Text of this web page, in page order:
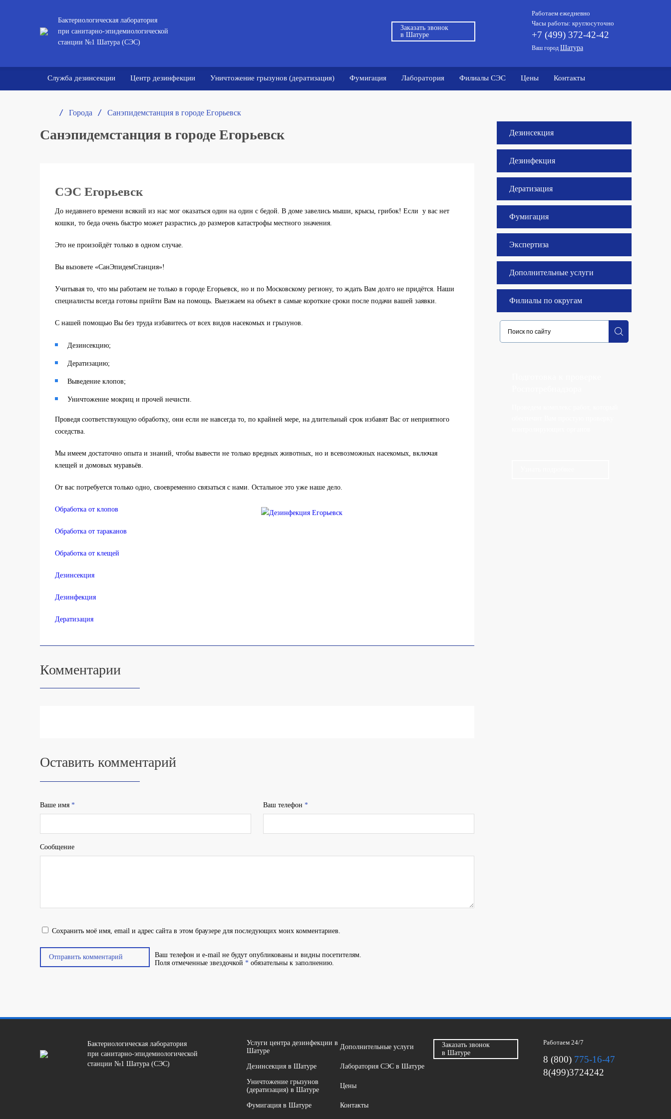
Бактериологическая лаборатория
при санитарно-эпидемиологической
станции №1 Шатура (СЭС)
Заказать звонок
в Шатуре
Работаем ежедневно
Часы работы: круглосуточно
+7 (499) 372-42-42
Ваш город Шатура
Служба дезинсекции Центр дезинфекции Уничтожение грызунов (дератизация) Фумигация Лаборатория Филиалы СЭС Цены Контакты
/ Города / Санэпидемстанция в городе Егорьевск
Санэпидемстанция в городе Егорьевск
СЭС Егорьевск
До недавнего времени всякий из нас мог оказаться один на один с бедой. В доме завелись мыши, крысы, грибок! Если у вас нет
кошки, то беда очень быстро может разрастись до размеров катастрофы местного значения.
Это не произойдёт только в одном случае.
Вы вызовете «СанЭпидемСтанция»!
Учитывая то, что мы работаем не только в городе Егорьевск, но и по Московскому региону, то ждать Вам долго не придётся. Наши
специалисты всегда готовы прийти Вам на помощь. Выезжаем на объект в самые короткие сроки после подачи вашей заявки.
С нашей помощью Вы без труда избавитесь от всех видов насекомых и грызунов.
Дезинсекцию;
Дератизацию;
Выведение клопов;
Уничтожение мокриц и прочей нечисти.
Проведя соответствующую обработку, они если не навсегда то, по крайней мере, на длительный срок избавят Вас от неприятного
соседства.
Мы имеем достаточно опыта и знаний, чтобы вывести не только вредных животных, но и всевозможных насекомых, включая
клещей и домовых муравьёв.
От вас потребуется только одно, своевременно связаться с нами. Остальное это уже наше дело.
Обработка от клопов
Обработка от тараканов
Обработка от клещей
Дезинсекция
Дезинфекция
Дератизация
Комментарии
Оставить комментарий
Ваше имя * Ваш телефон *
Сообщение
Ваш телефон и e-mail не будут опубликованы и видны посетителям.
Поля отмеченные звездочкой *обязательны к заполнению.
Сохранить моё имя, email и адрес сайта в этом браузере для последующих моих комментариев.
Дезинсекция
Дезинфекция
Дератизация
Фумигация
Экспертиза
Дополнительные услуги
Филиалы по округам
Бактериологическая лаборатория
при санитарно-эпидемиологической
станции №1 Шатура (СЭС)
Услуги центра дезинфекции в
Шатуре
Дополнительные услуги
Дезинсекция в Шатуре Лаборатория СЭС в Шатуре
Уничтожение грызунов
(дератизация) в Шатуре
Цены
Фумигация в Шатуре Контакты
Заказать звонок
в Шатуре
Работаем 24/7
8 (800) 775-16-47
8(499)3724242